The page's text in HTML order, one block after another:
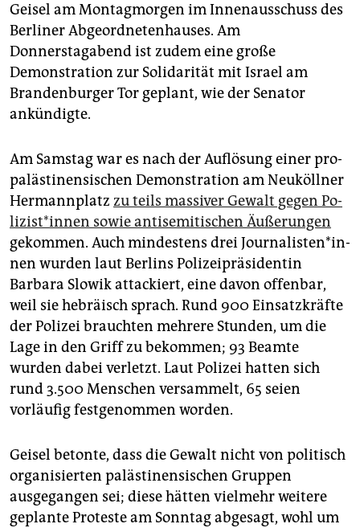
Geisel am Montagmorgen im Innenausschuss des
Berliner Abgeordnetenhauses. Am
Donnerstagabend ist zudem eine große
Demonstration zur Solidarität mit Israel am
Brandenburger Tor geplant, wie der Senator
ankündigte.
Am Samstag war es nach der Auflösung einer pro-
palästinensischen Demonstration am Neuköllner
Hermannplatz zu teils massiver Gewalt gegen Po­
li­zis­t*in­nen sowie antisemitischen Äußerungen
gekommen. Auch mindestens drei Jour­na­lis­ten*­in­
nen wurden laut Berlins Polizeipräsidentin
Barbara Slowik attackiert, eine davon offenbar,
weil sie hebräisch sprach. Rund 900 Einsatzkräfte
der Polizei brauchten mehrere Stunden, um die
Lage in den Griff zu bekommen; 93 Beamte
wurden dabei verletzt. Laut Polizei hatten sich
rund 3.500 Menschen versammelt, 65 seien
vorläufig festgenommen worden.
Geisel betonte, dass die Gewalt nicht von politisch
organisierten palästinensischen Gruppen
ausgegangen sei; diese hätten vielmehr weitere
geplante Proteste am Sonntag abgesagt, wohl um